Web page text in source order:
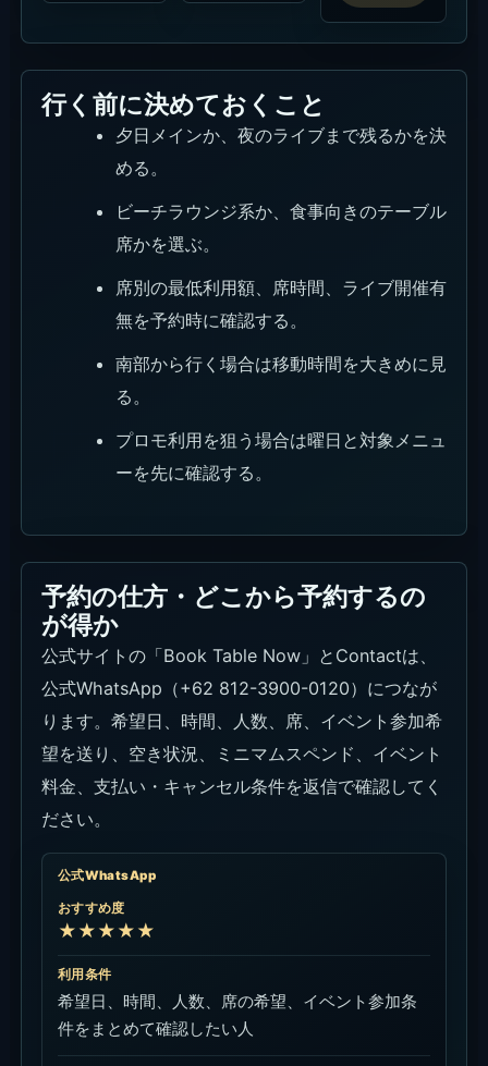
行く前に決めておくこと
夕日メインか、夜のライブまで残るかを決
める。
ビーチラウンジ系か、食事向きのテーブル
席かを選ぶ。
席別の最低利用額、席時間、ライブ開催有
無を予約時に確認する。
南部から行く場合は移動時間を大きめに見
る。
プロモ利用を狙う場合は曜日と対象メニュ
ーを先に確認する。
予約の仕方・どこから予約するの
が得か
公式サイトの「Book Table Now」とContactは、
公式WhatsApp（+62 812-3900-0120）につなが
ります。希望日、時間、人数、席、イベント参加希
望を送り、空き状況、ミニマムスペンド、イベント
料金、支払い・キャンセル条件を返信で確認してく
ださい。
公式WhatsApp
おすすめ度
★★★★★
利用条件
希望日、時間、人数、席の希望、イベント参加条
件をまとめて確認したい人